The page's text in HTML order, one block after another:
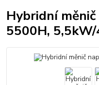
Hybridní
5500H,